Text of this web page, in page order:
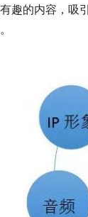
趣的内容，吸